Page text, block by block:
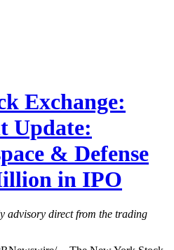
Exchange:
Update:
& Defense
in IPO
advisory direct from the trading